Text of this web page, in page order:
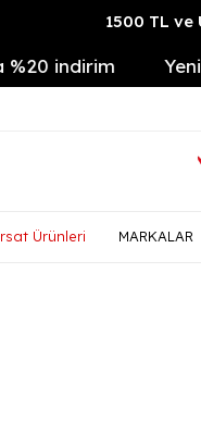
1500 TL ve
indirim Yeni
Ürünleri MARKALAR